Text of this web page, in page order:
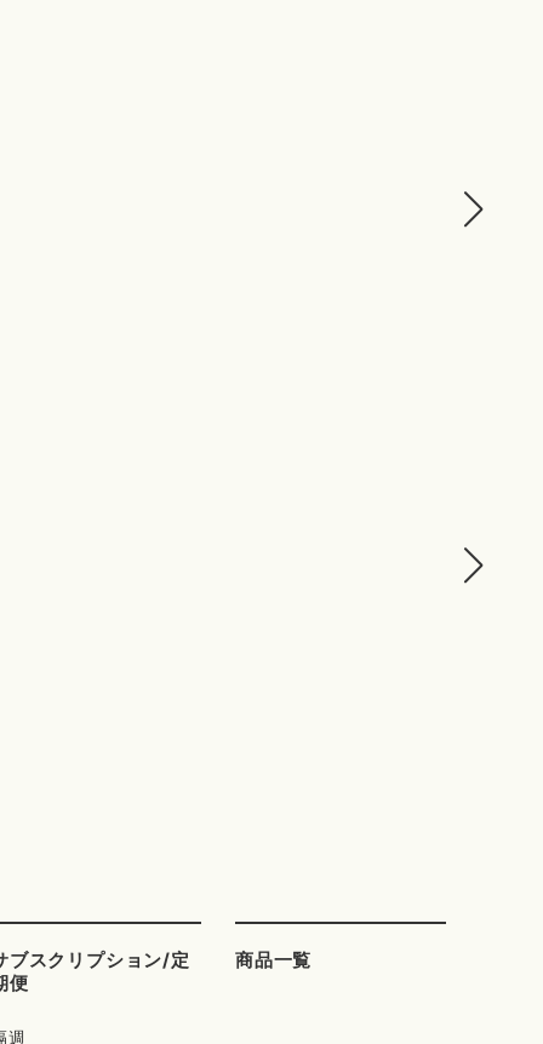
ブスクリプション/定
便
週
商品一覧